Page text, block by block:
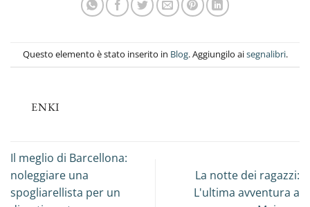
Questo elemento è stato inserito in Blog. Aggiungilo aisegnalibri.
ENKI
Il meglio di Barcellona:
noleggiare una
spogliarellista per un
La notte dei ragazzi:
L'ultima avventura a